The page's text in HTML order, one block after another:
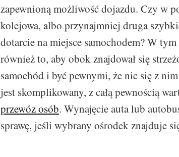
zapewnioną możliwość dojazdu. Czy w
kolejowa, albo przynajmniej druga
dotarcie na miejsce samochodem? W
również to, aby obok znajdował się
samochód i być pewnymi, że nic się z
jest skomplikowany, z całą pewnością
przewóz osób. Wynajęcie auta lub
sprawę, jeśli wybrany ośrodek znajduje